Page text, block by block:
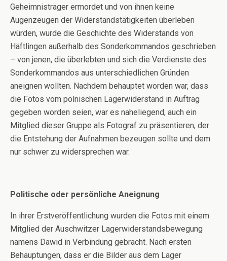
Geheimnisträger ermordet und von ihnen keine
Augenzeugen der Widerstandstätigkeiten überleben
würden, wurde die Geschichte des Widerstands von
Häftlingen außerhalb des Sonderkommandos geschrieben
– von jenen, die überlebten und sich die Verdienste des
Sonderkommandos aus unterschiedlichen Gründen
aneignen wollten. Nachdem behauptet worden war, dass
die Fotos vom polnischen Lagerwiderstand in Auftrag
gegeben worden seien, war es naheliegend, auch ein
Mitglied dieser Gruppe als Fotograf zu präsentieren, der
die Entstehung der Aufnahmen bezeugen sollte und dem
nur schwer zu widersprechen war.
Politische oder persönliche Aneignung
In ihrer Erstveröffentlichung wurden die Fotos mit einem
Mitglied der Auschwitzer Lagerwiderstandsbewegung
namens Dawid in Verbindung gebracht. Nach ersten
Behauptungen, dass er die Bilder aus dem Lager